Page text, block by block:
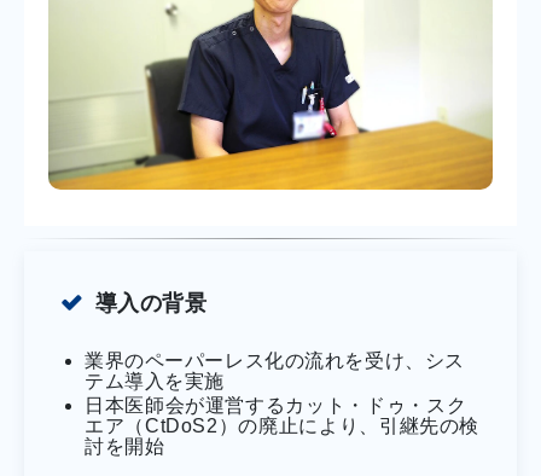
導入の背景
業界のペーパーレス化の流れを受け、シス
テム導入を実施
日本医師会が運営するカット・ドゥ・スク
エア（CtDoS2）の廃止により、引継先の検
討を開始